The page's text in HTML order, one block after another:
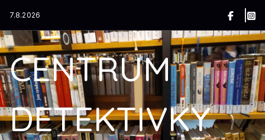
obsah
7.8.2026
CENTRUM
DETEKTIVKY